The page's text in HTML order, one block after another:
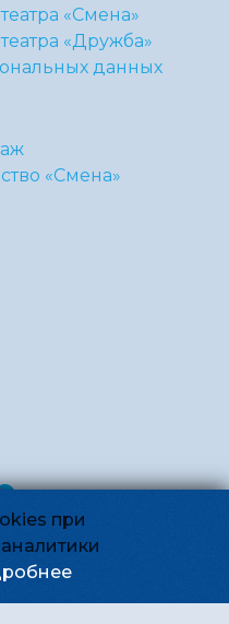
при
«Смена»
«Дружба»
данных
«Смена»